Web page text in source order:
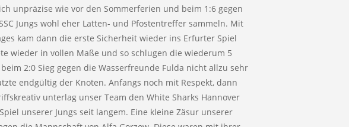
unpräzise wie vor den Sommerferien und beim 1:6 gegen
Jungs wohl eher Latten- und Pfostentreffer sammeln. Mit
kam dann die erste Sicherheit wieder ins Erfurter Spiel
wieder in vollen Maße und so schlugen die wiederum 5
2:0 Sieg gegen die Wasserfreunde Fulda nicht allzu sehr
endgültig der Knoten. Anfangs noch mit Respekt, dann
unterlag unser Team den White Sharks Hannover
unserer Jungs seit langem. Eine kleine Zäsur unserer